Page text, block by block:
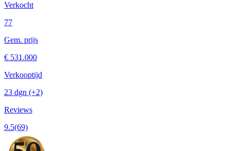
Verkocht
77
Gem. prijs
€ 531.000
Verkooptijd
23 dgn (+2)
Reviews
9.5(69)